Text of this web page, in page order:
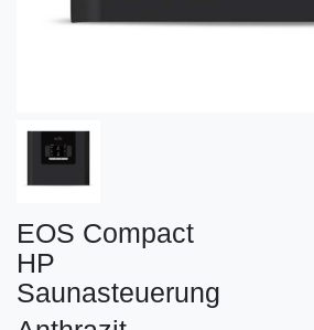
EOS Compact
HP
Saunasteuerung